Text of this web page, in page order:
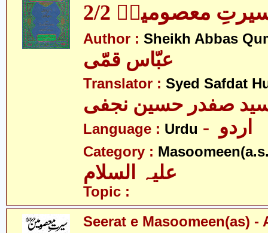
معصومینؑ 2/2
Author : Sheikh Abbas
عبّاس قمّی
Translator : Syed Safdat
صفدر حسین نجفی
Language : Urdu
Category :
Topic :
Seerat e Masoomeen(as) -